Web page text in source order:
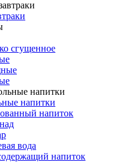
сгущенное
напитки
напиток
вода
напиток